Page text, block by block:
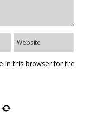
in this browser for the